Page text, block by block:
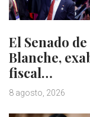
El Senado
Blanche,
fiscal…
8 agosto, 2026